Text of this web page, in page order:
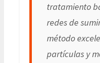
tratamiento
redes de
método
partículas y